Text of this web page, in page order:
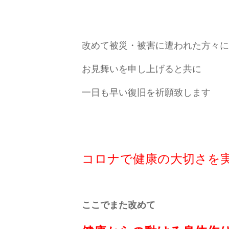
改めて被災・被害に遭われた方々に
お見舞いを申し上げると共に
一日も早い復旧を祈願致します
コロナで健康の大切さを
ここでまた改めて